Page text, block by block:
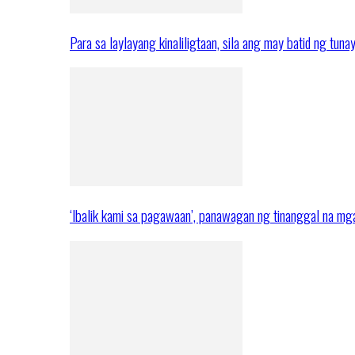
Para sa laylayang kinaliligtaan, sila ang may batid ng
‘Ibalik kami sa pagawaan’, panawagan ng tinanggal na